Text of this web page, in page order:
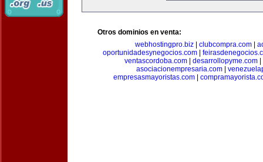
Otros dominios en venta:
webhostingpro.biz| clubcompra.com|
oportunidadesynegocios.com|
ventascordoba.com| desarrollopyme.com|
asociacionempresaria.com
empresasmayoristas.com|